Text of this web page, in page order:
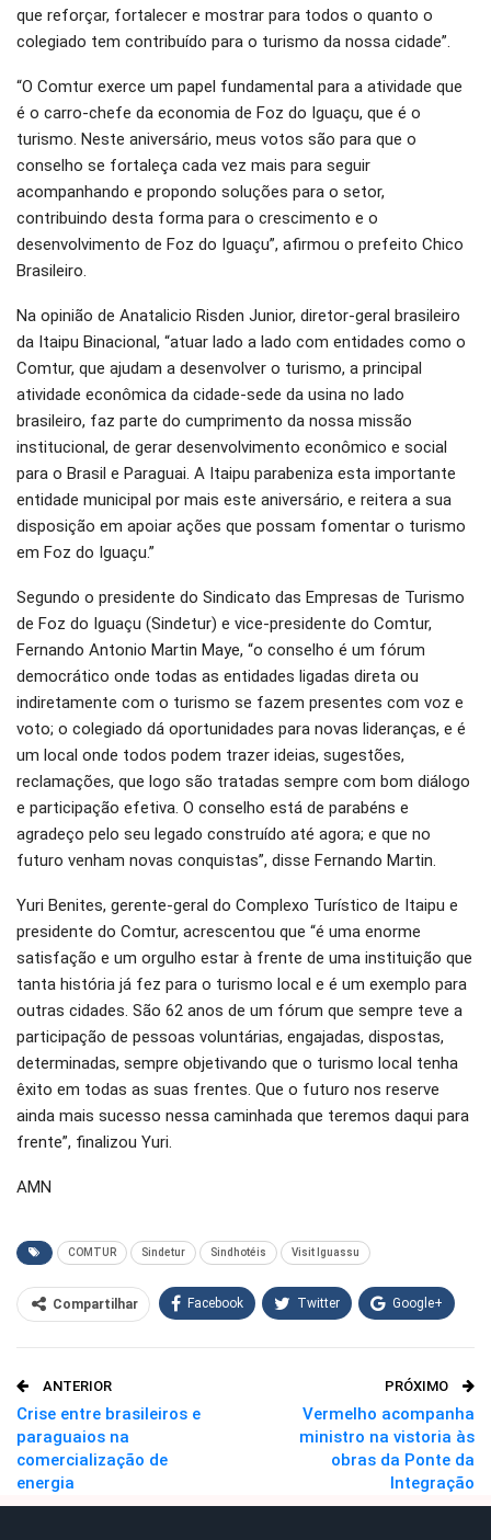
que reforçar, fortalecer e mostrar para todos o quanto o
colegiado tem contribuído para o turismo da nossa cidade”.
“O Comtur exerce um papel fundamental para a atividade que
é o carro-chefe da economia de Foz do Iguaçu, que é o
turismo. Neste aniversário, meus votos são para que o
conselho se fortaleça cada vez mais para seguir
acompanhando e propondo soluções para o setor,
contribuindo desta forma para o crescimento e o
desenvolvimento de Foz do Iguaçu”, afirmou o prefeito Chico
Brasileiro.
Na opinião de Anatalicio Risden Junior, diretor-geral brasileiro
da Itaipu Binacional, “atuar lado a lado com entidades como o
Comtur, que ajudam a desenvolver o turismo, a principal
atividade econômica da cidade-sede da usina no lado
brasileiro, faz parte do cumprimento da nossa missão
institucional, de gerar desenvolvimento econômico e social
para o Brasil e Paraguai. A Itaipu parabeniza esta importante
entidade municipal por mais este aniversário, e reitera a sua
disposição em apoiar ações que possam fomentar o turismo
em Foz do Iguaçu.”
Segundo o presidente do Sindicato das Empresas de Turismo
de Foz do Iguaçu (Sindetur) e vice-presidente do Comtur,
Fernando Antonio Martin Maye, “o conselho é um fórum
democrático onde todas as entidades ligadas direta ou
indiretamente com o turismo se fazem presentes com voz e
voto; o colegiado dá oportunidades para novas lideranças, e é
um local onde todos podem trazer ideias, sugestões,
reclamações, que logo são tratadas sempre com bom diálogo
e participação efetiva. O conselho está de parabéns e
agradeço pelo seu legado construído até agora; e que no
futuro venham novas conquistas”, disse Fernando Martin.
Yuri Benites, gerente-geral do Complexo Turístico de Itaipu e
presidente do Comtur, acrescentou que “é uma enorme
satisfação e um orgulho estar à frente de uma instituição que
tanta história já fez para o turismo local e é um exemplo para
outras cidades. São 62 anos de um fórum que sempre teve a
participação de pessoas voluntárias, engajadas, dispostas,
determinadas, sempre objetivando que o turismo local tenha
êxito em todas as suas frentes. Que o futuro nos reserve
ainda mais sucesso nessa caminhada que teremos daqui para
frente”, finalizou Yuri.
AMN
COMTUR Sindetur Sindhotéis Visit Iguassu
Compartilhar Facebook Twitter Google+
O email
ANTERIOR
Crise entre brasileiros e
paraguaios na
comercialização de
energia
PRÓXIMO
Vermelho acompanha
ministro na vistoria às
obras da Ponte da
Integração